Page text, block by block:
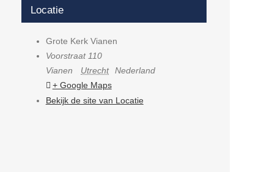
Locatie
Grote Kerk Vianen
Voorstraat 110
Vianen
Utrecht
Nederland
+ Google Maps
Bekijk de site van Locatie